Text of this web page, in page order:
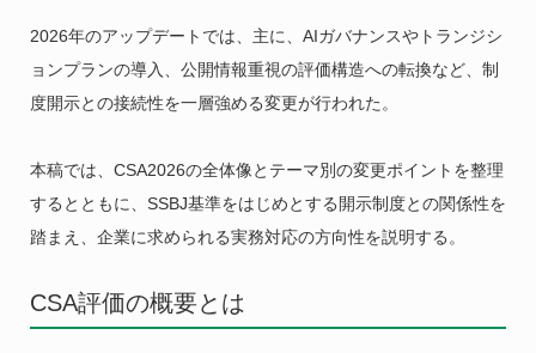
2026年のアップデートでは、主に、AIガバナンスやトランジシ
ョンプランの導入、公開情報重視の評価構造への転換など、制
度開示との接続性を一層強める変更が行われた。
本稿では、CSA2026の全体像とテーマ別の変更ポイントを整理
するとともに、SSBJ基準をはじめとする開示制度との関係性を
踏まえ、企業に求められる実務対応の方向性を説明する。
CSA評価の概要とは